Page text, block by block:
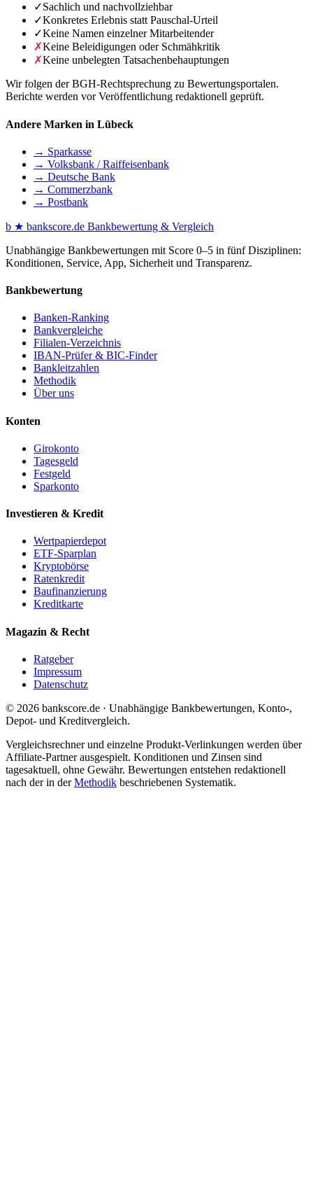
✓Sachlich und nachvollziehbar
✓Konkretes Erlebnis statt Pauschal-Urteil
✓Keine Namen einzelner Mitarbeitender
✗Keine Beleidigungen oder Schmähkritik
✗Keine unbelegten Tatsachenbehauptungen
Wir folgen der BGH-Rechtsprechung zu Bewertungsportalen.
Berichte werden vor Veröffentlichung redaktionell geprüft.
Andere Marken in Lübeck
→ Sparkasse
→ Volksbank / Raiffeisenbank
→ Deutsche Bank
→ Commerzbank
→ Postbank
b ★ bankscore.de Bankbewertung & Vergleich
Unabhängige Bankbewertungen mit Score 0–5 in fünf Disziplinen:
Konditionen, Service, App, Sicherheit und Transparenz.
Bankbewertung
Banken-Ranking
Bankvergleiche
Filialen-Verzeichnis
IBAN-Prüfer & BIC-Finder
Bankleitzahlen
Methodik
Über uns
Konten
Girokonto
Tagesgeld
Festgeld
Sparkonto
Investieren & Kredit
Wertpapierdepot
ETF-Sparplan
Kryptobörse
Ratenkredit
Baufinanzierung
Kreditkarte
Magazin & Recht
Ratgeber
Impressum
Datenschutz
© 2026 bankscore.de · Unabhängige Bankbewertungen, Konto-,
Depot- und Kreditvergleich.
Vergleichsrechner und einzelne Produkt-Verlinkungen werden über
Affiliate-Partner ausgespielt. Konditionen und Zinsen sind
tagesaktuell, ohne Gewähr. Bewertungen entstehen redaktionell
nach der in derMethodik beschriebenen Systematik.